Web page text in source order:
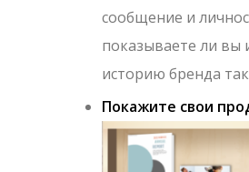
сообщение и
показываете ли вы
историю бренда
Покажите свои